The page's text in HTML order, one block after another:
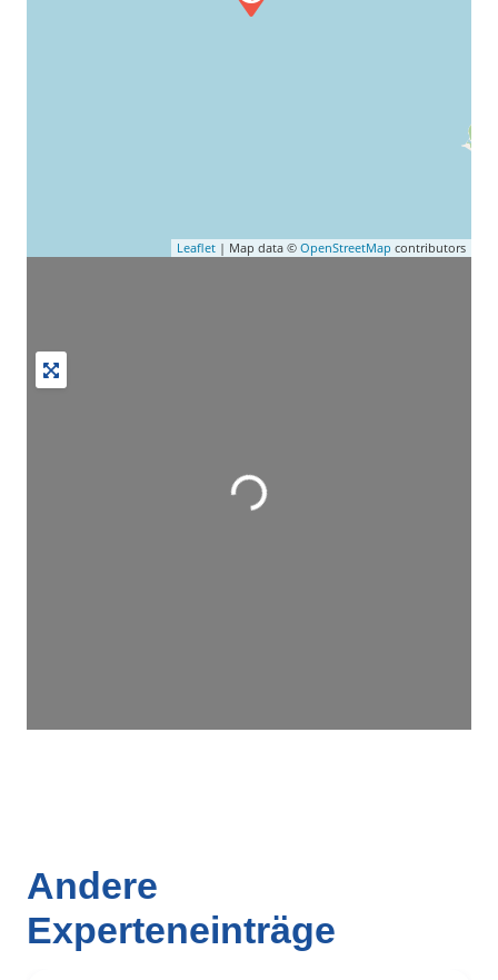
Leaflet | Map data © OpenStreetMap contributors
Wird geladen …
Andere
Experteneinträge